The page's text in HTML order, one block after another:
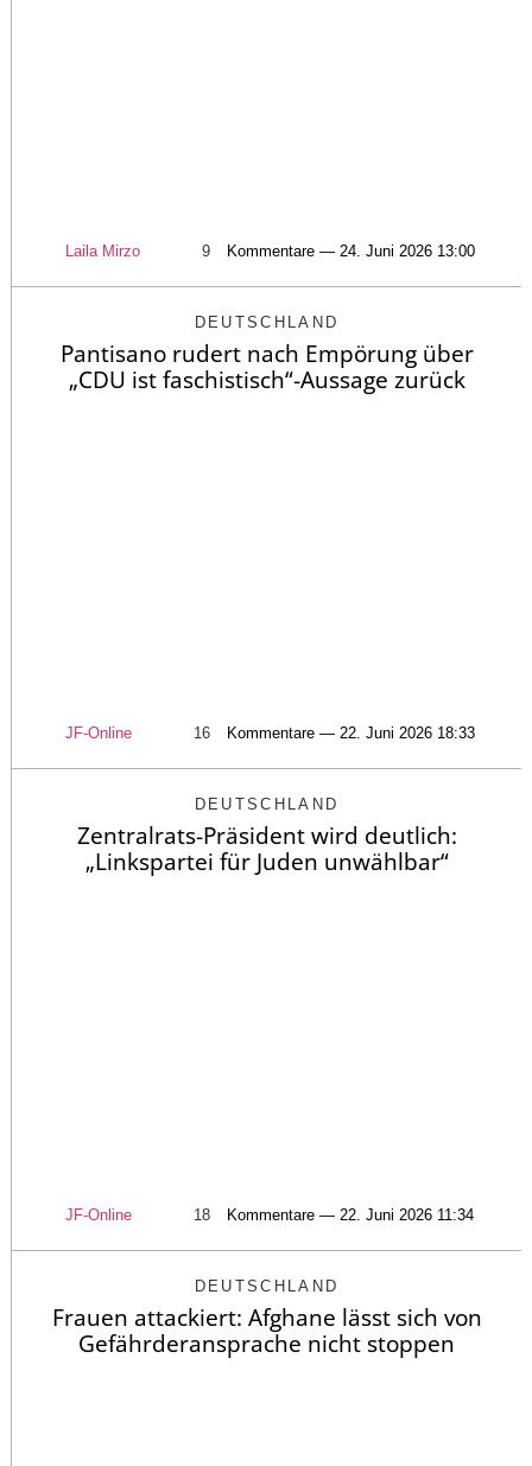
Laila Mirzo 9 Kommentare — 24. Juni 2026 13:00
DEUTSCHLAND
Pantisano rudert nach Empörung über
„CDU ist faschistisch“-Aussage zurück
JF-Online 16 Kommentare — 22. Juni 2026 18:33
DEUTSCHLAND
Zentralrats-Präsident wird deutlich:
„Linkspartei für Juden unwählbar“
JF-Online 18 Kommentare — 22. Juni 2026 11:34
DEUTSCHLAND
Frauen attackiert: Afghane lässt sich von
Gefährderansprache nicht stoppen